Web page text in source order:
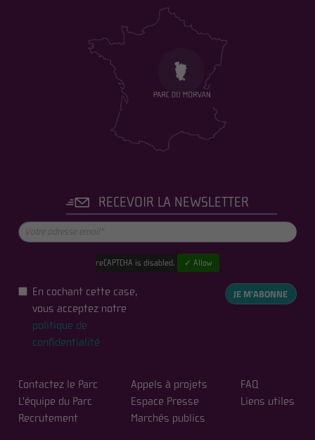
RECEVOIR LA NEWSLETTER
reCAPTCHA is disabled. ✓ Allow
En cochant cette case,
vous acceptez notre
politique de
confidentialité
JE M'ABONNE
Contactez le Parc
L'équipe du Parc
Recrutement
Appels à projets
Espace Presse
Marchés publics
FAQ
Liens utiles